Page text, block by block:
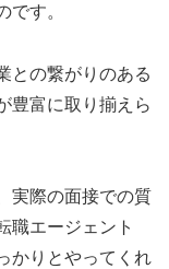
です。
との繋がりのある
豊富に取り揃えら
実際の面接での質
職エージェント
かりとやってくれ